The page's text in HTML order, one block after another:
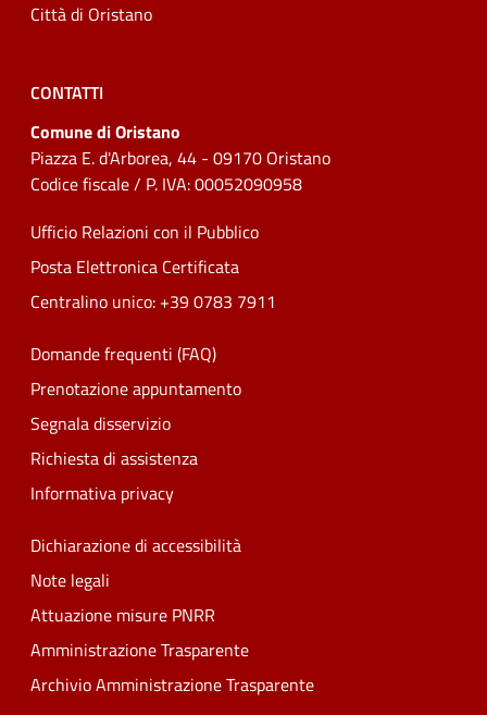
Città di Oristano
CONTATTI
Comune di Oristano
Piazza E. d'Arborea, 44 - 09170 Oristano
Codice fiscale / P. IVA: 00052090958
Ufficio Relazioni con il Pubblico
Posta Elettronica Certificata
Centralino unico: +39 0783 7911
Domande frequenti (FAQ)
Prenotazione appuntamento
Segnala disservizio
Richiesta di assistenza
Informativa privacy
Dichiarazione di accessibilità
Note legali
Attuazione misure PNRR
Amministrazione Trasparente
Archivio Amministrazione Trasparente